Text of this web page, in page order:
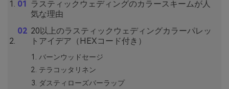
ラスティックウェディングのカラースキームが人
気な理由
20以上のラスティックウェディングカラーパレッ
トアイデア（HEXコード付き）
バーンウッドセージ
テラコッタリネン
ダスティローズバーラップ